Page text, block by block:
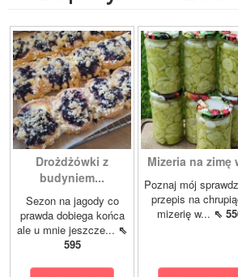
Drożdżówki z
budyniem...
Sezon na jagody co
prawda dobiega końca
ale u mnie jeszcze... ⇖
595
Mizeria na zimę
Poznaj mój
przepis na
mizerię w... ⇖